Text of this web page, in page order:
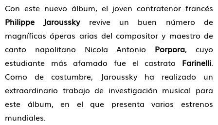
Con este nuevo álbum, el joven contratenor francés
Philippe Jarousskyrevive un buen número de
magníficas óperas arias del compositor y maestro de
canto napolitano Nicola Antonio Porpora, cuyo
estudiante más afamado fue el castrato Farinelli.
Como de costumbre, Jaroussky ha realizado un
extraordinario trabajo de investigación musical para
este álbum, en el que presenta varios estrenos
mundiales.